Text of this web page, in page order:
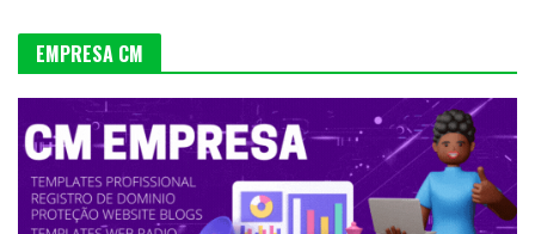
EMPRESA CM